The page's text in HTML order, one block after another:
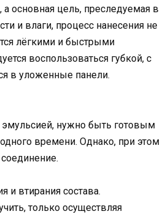
основная цель, преследуемая в
и влаги, процесс нанесения не
лёгкими и быстрыми
воспользоваться губкой, с
в уложенные панели.
нужно быть готовым
времени. Однако, при этом
и втирания состава.
только осуществляя